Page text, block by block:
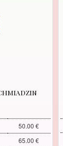
50.00 €
65.00 €